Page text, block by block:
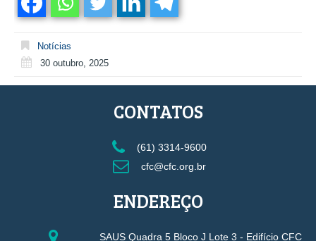
Notícias
30 outubro, 2025
CONTATOS
(61) 3314-9600
cfc@cfc.org.br
ENDEREÇO
SAUS Quadra 5 Bloco J Lote 3 - Edifício CFC